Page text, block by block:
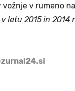
vožnje v rumeno
letu 2015 in 2014